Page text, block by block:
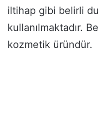
iltihap gibi belirli
kullanılmaktadır.
kozmetik üründür.